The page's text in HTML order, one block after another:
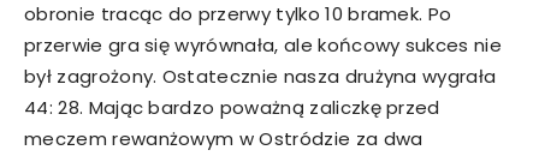
obronie tracąc do przerwy tylko 10 bramek. Po
przerwie gra się wyrównała, ale końcowy sukces nie
był zagrożony. Ostatecznie nasza drużyna wygrała
44: 28. Mając bardzo poważną zaliczkę przed
meczem rewanżowym w Ostródzie za dwa